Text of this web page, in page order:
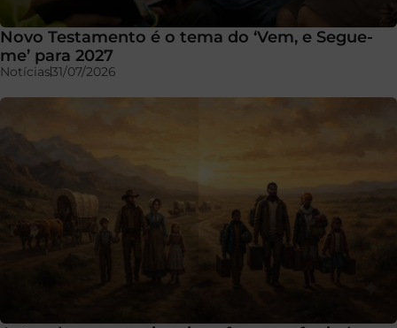
Novo Testamento é o tema do ‘Vem, e Segue-
me’ para 2027
Notícias31/07/2026